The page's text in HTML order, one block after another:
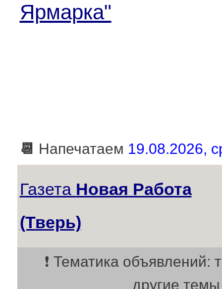
Ярмарка"
📆 Напечатаем 19.08.2026,
Газета Новая Работа
(Тверь)
❗ Тематика
другие